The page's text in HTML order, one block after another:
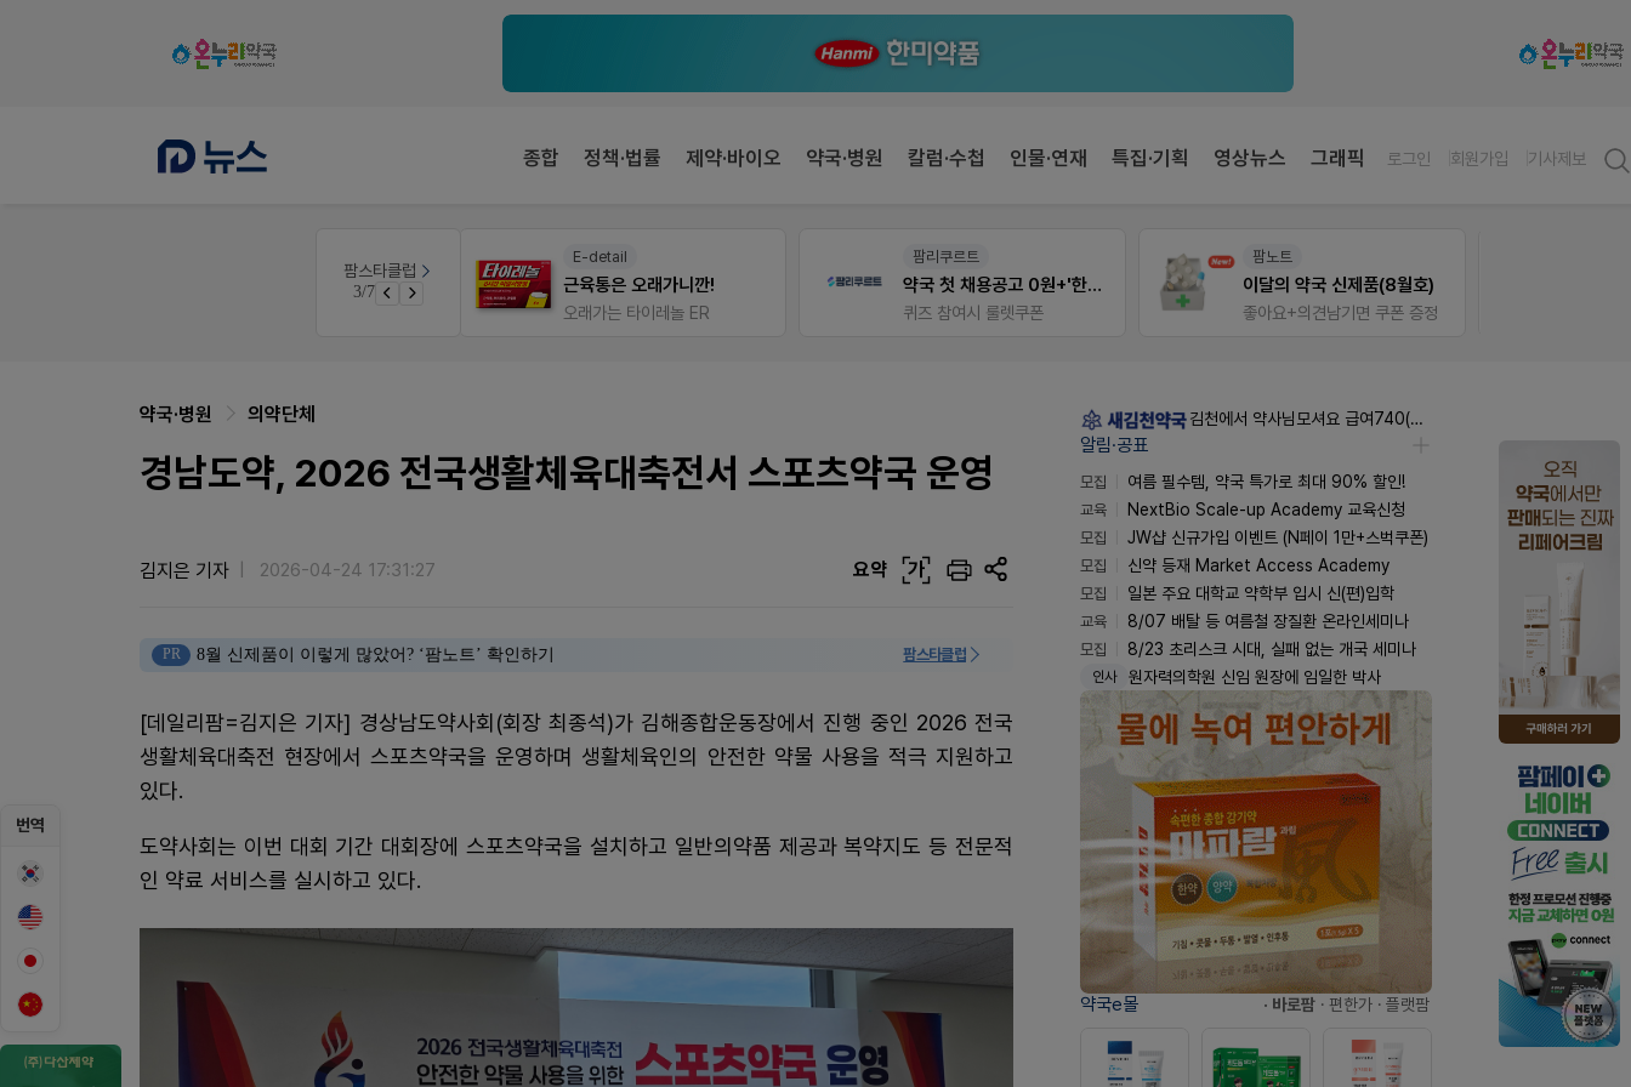
종합 정책·법률 제약·바이오 약국·병원 칼럼·수첩 인물·연재 특집·기획 영상뉴스 그래픽 로그인 회원가입 기사제보
팜스타클럽
3/7
E-detail
근육통은 오래가니깐!
오래가는 타이레놀 ER
팜리쿠르트
약국 첫 채용공고 0원+'한번 더' 무료 연장
퀴즈 참여시 룰렛쿠폰
팜노트
이달의 약국 신제품(8월호)
좋아요+의견남기면 쿠폰 증정
번역
약국·병원 의약단체
경남도약, 2026 전국생활체육대축전서 스포츠약국 운영
김지은 기자 2026-04-24 17:31:27 요약 가
PR 8월 신제품이 이렇게 많았어? ‘팜노트’ 확인하기 팜스타클럽
[데일리팜=김지은 기자] 경상남도약사회(회장 최종석)가 김해종합운동장에서 진행 중인 2026 전국
생활체육대축전 현장에서 스포츠약국을 운영하며 생활체육인의 안전한 약물 사용을 적극 지원하고
있다.
도약사회는 이번 대회 기간 대회장에 스포츠약국을 설치하고 일반의약품 제공과 복약지도 등 전문적
인 약료 서비스를 실시하고 있다.
김천에서 약사님모셔요 급여740(퇴직금선지급시실수령800),KTXSRT김천구미역있음
알림·공표
모집
여름 필수템, 약국 특가로 최대 90% 할인!
교육
NextBio Scale-up Academy 교육신청
모집
JW샵 신규가입 이벤트 (N페이 1만+스벅쿠폰)
모집
신약 등재 Market Access Academy
모집
일본 주요 대학교 약학부 입시 신(편)입학
교육
8/07 배탈 등 여름철 장질환 온라인세미나
모집
8/23 초리스크 시대, 실패 없는 개국 세미나
인사 원자력의학원 신임 원장에 임일한 박사
약국e몰 · 바로팜 · 편한가 · 플랫팜